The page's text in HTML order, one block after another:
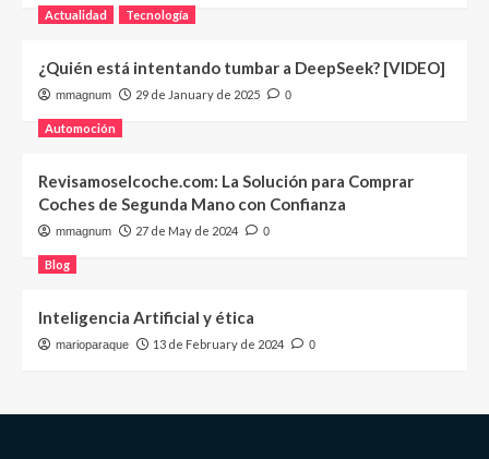
Actualidad Tecnología
¿Quién está intentando tumbar a DeepSeek? [VIDEO]
mmagnum 29 de January de 2025 0
Automoción
Revisamoselcoche.com: La Solución para Comprar
Coches de Segunda Mano con Confianza
mmagnum 27 de May de 2024 0
Blog
Inteligencia Artificial y ética
marioparaque 13 de February de 2024 0